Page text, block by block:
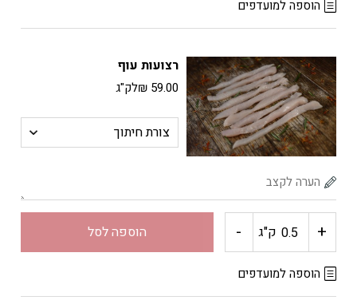
עוף
הוספה למועדפים
רצועות עוף
₪ 59.00 לק"ג
+ כמות
של
ק"ג - הוספה לסל
הוספה למועדפים